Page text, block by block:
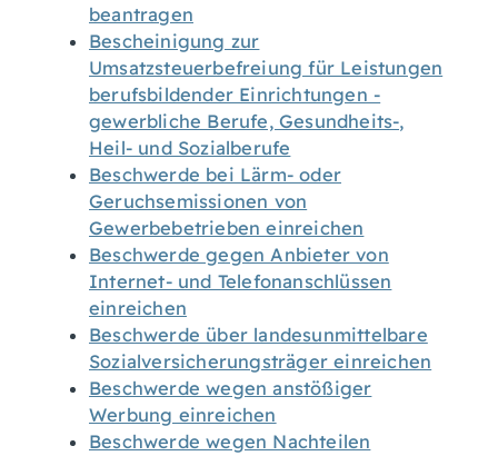
beantragen
Bescheinigung zur
Umsatzsteuerbefreiung für Leistungen
berufsbildender Einrichtungen -
gewerbliche Berufe, Gesundheits-,
Heil- und Sozialberufe
Beschwerde bei Lärm- oder
Geruchsemissionen von
Gewerbebetrieben einreichen
Beschwerde gegen Anbieter von
Internet- und Telefonanschlüssen
einreichen
Beschwerde über landesunmittelbare
Sozialversicherungsträger einreichen
Beschwerde wegen anstößiger
Werbung einreichen
Beschwerde wegen Nachteilen